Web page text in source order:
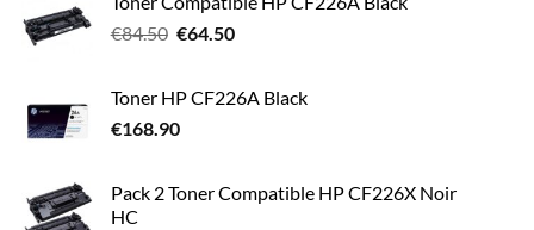
initial
était :
actuel
€84.50 Le
était :
€84.50.
€64.50Le
est :
Toner HP CF226A Black
€168.90
Pack 2 Toner Compatible HP CF226X Noir
HC